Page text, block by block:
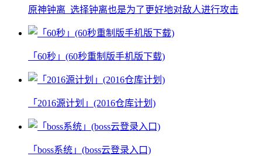
原神钟离_选择钟离也是为了更好地对敌人进行攻击
「60秒」(60秒重制版手机版下载)
「2016源计划」(2016仓库计划)
「boss系统」(boss云登录入口)